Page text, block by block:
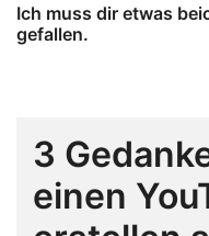
Ich muss dir etwas
gefallen.
3
einen